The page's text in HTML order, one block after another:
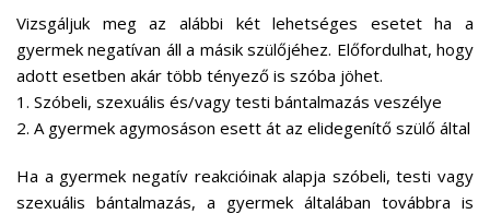
Vizsgáljuk meg az alábbi két lehetséges esetet ha a
gyermek negatívan áll a másik szülőjéhez. Előfordulhat, hogy
adott esetben akár több tényező is szóba jöhet.
1. Szóbeli, szexuális és/vagy testi bántalmazás veszélye
2. A gyermek agymosáson esett át az elidegenítő szülő által
Ha a gyermek negatív reakcióinak alapja szóbeli, testi vagy
szexuális bántalmazás, a gyermek általában továbbra is